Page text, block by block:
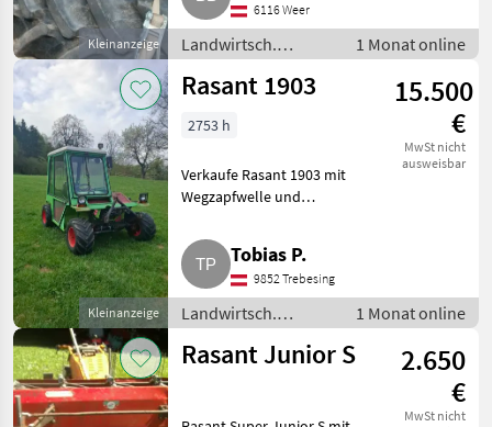
Kleinanzeige
Motorfahrzeuge Motormäher/-
fräsen
6116 Weer
Landwirtsch.
Motorfahrzeuge /
Motormäher/-fräsen
1 Monat online
Kleinanzeige
Rasant 1903
15.500
€
MwSt nicht
ausweisbar
2753 h
Verkaufe Rasant 1903 mit
Wegzapfwelle und
technisch gutem Zustand.
Eventuell mit 3. Antriebsachse
und Transportkiste.
Landwirtsch. Motorfahrz
Tobias P.
9852 Trebesing
Landwirtsch.
Motorfahrzeuge /
Zweiachsmäher
1 Monat online
Rasant Junior S
2.650
€
MwSt nicht